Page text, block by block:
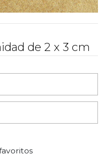
de 2 x 3 cm